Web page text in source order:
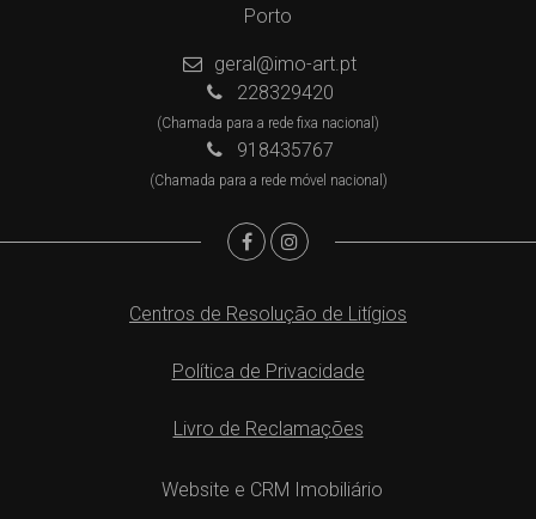
Porto
geral@imo-art.pt
228329420
(Chamada para a rede fixa nacional)
918435767
(Chamada para a rede móvel nacional)
Centros de Resolução de Litígios
Política de Privacidade
Livro de Reclamações
Website e CRM Imobiliário